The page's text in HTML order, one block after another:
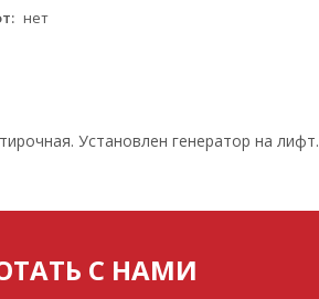
нет
Установлен генератор на лифт.
С НАМИ